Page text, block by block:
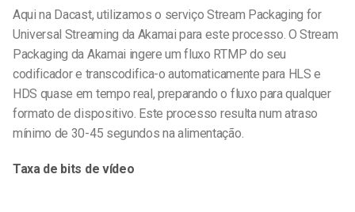
Aqui na Dacast, utilizamos o serviço Stream Packaging for
Universal Streaming da Akamai para este processo. O Stream
Packaging da Akamai ingere um fluxo RTMP do seu
codificador e transcodifica-o automaticamente para HLS e
HDS quase em tempo real, preparando o fluxo para qualquer
formato de dispositivo. Este processo resulta num atraso
mínimo de 30-45 segundos na alimentação.
Taxa de bits de vídeo